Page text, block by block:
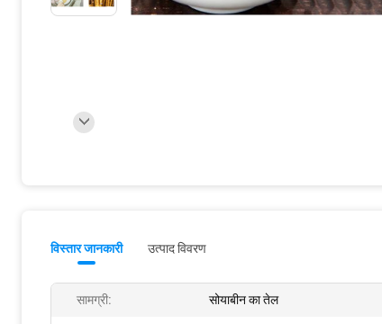
विस्तार जानकारी उत्पाद विवरण
सामग्री: सोयाबीन का तेल